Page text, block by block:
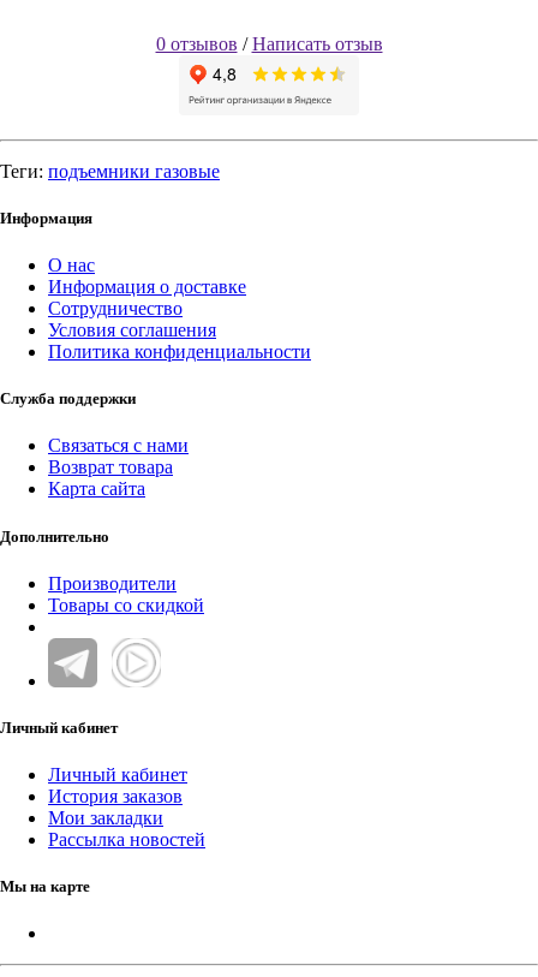
0 отзывов /Написать отзыв
Теги: подъемники газовые
Информация
О нас
Информация о доставке
Сотрудничество
Условия соглашения
Политика конфиденциальности
Служба поддержки
Связаться с нами
Возврат товара
Карта сайта
Дополнительно
Производители
Товары со скидкой
Личный кабинет
Личный кабинет
История заказов
Мои закладки
Рассылка новостей
Мы на карте